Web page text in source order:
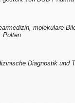
molekulare
Pölten
Diagnostik und